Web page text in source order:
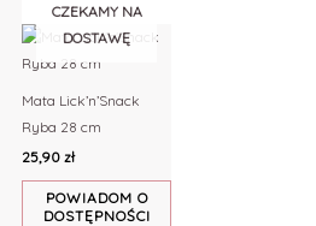
CZEKAMY NA
DOSTAWĘ
Mata Lick’n’Snack
Ryba 28 cm
25,90zł
POWIADOM O
DOSTĘPNOŚCI